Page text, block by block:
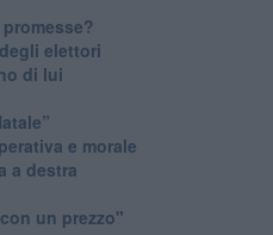
elettori
di lui
e morale
a destra
un prezzo"